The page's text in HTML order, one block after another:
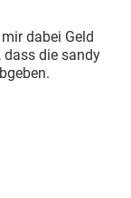
dabei Geld
dass die sandy